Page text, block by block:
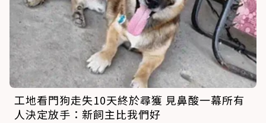
工地看門狗走失10天終於尋獲 見鼻酸一幕所有
人決定放手：新飼主比我們好